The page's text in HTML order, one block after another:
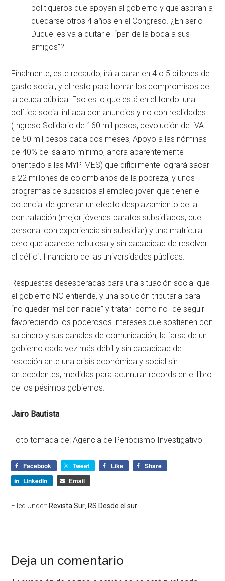
politiqueros que apoyan al gobierno y que aspiran a
quedarse otros 4 años en el Congreso. ¿En serio
Duque les va a quitar el “pan de la boca a sus
amigos”?
Finalmente, este recaudo, irá a parar en 4 o 5 billones de
gasto social, y el resto para honrar los compromisos de
la deuda pública. Eso es lo que está en el fondo: una
política social inflada con anuncios y no con realidades
(Ingreso Solidario de 160 mil pesos, devolución de IVA
de 50 mil pesos cada dos meses, Apoyo a las nóminas
de 40% del salario mínimo, ahora aparentemente
orientado a las MYPIMES) que difícilmente logrará sacar
a 22 millones de colombianos de la pobreza, y unos
programas de subsidios al empleo joven que tienen el
potencial de generar un efecto desplazamiento de la
contratación (mejor jóvenes baratos subsidiados, que
personal con experiencia sin subsidiar) y una matrícula
cero que aparece nebulosa y sin capacidad de resolver
el déficit financiero de las universidades públicas.
Respuestas desesperadas para una situación social que
el gobierno NO entiende, y una solución tributaria para
“no quedar mal con nadie” y tratar -como no- de seguir
favoreciendo los poderosos intereses que sostienen con
su dinero y sus canales de comunicación, la farsa de un
gobierno cada vez más débil y sin capacidad de
reacción ante una crisis económica y social sin
antecedentes, medidas para acumular records en el libro
de los pésimos gobiernos.
Jairo Bautista
Foto tomada de: Agencia de Periodismo Investigativo
Facebook Tweet Like
Share
LinkedIn
Email
Filed Under: Revista Sur RS Desde el sur
Deja un comentario